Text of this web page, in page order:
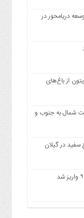
دریامحور در
هزار تن زیتون از باغ‌های
شمال به جنوب و